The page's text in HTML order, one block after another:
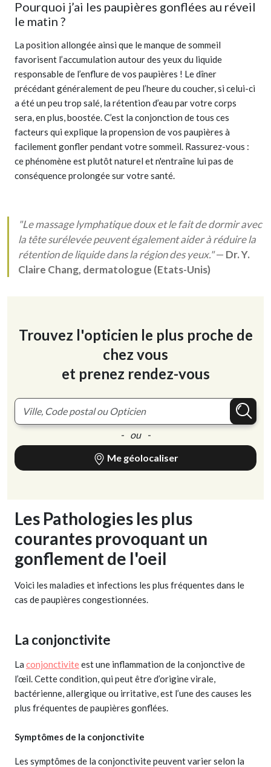
Pourquoi j’ai les paupières gonflées au réveil
le matin ?
La position allongée ainsi que le manque de sommeil
favorisent l’accumulation autour des yeux du liquide
responsable de l’enflure de vos paupières ! Le dîner
précédant généralement de peu l’heure du coucher, si celui-ci
a été un peu trop salé, la rétention d’eau par votre corps
sera, en plus, boostée. C’est la conjonction de tous ces
facteurs qui explique la propension de vos paupières à
facilement gonfler pendant votre sommeil. Rassurez-vous :
ce phénomène est plutôt naturel et n'entraîne lui pas de
conséquence prolongée sur votre santé.
"Le massage lymphatique doux et le fait de dormir avec
la tête surélevée peuvent également aider à réduire la
rétention de liquide dans la région des yeux."— Dr. Y.
Claire Chang, dermatologue (Etats-Unis)
Trouvez l'opticien le plus proche de
chez vous
et prenez rendez-vous
- ou -
Me géolocaliser
Les Pathologies les plus
courantes provoquant un
gonflement de l'oeil
Voici les maladies et infections les plus fréquentes dans le
cas de paupières congestionnées.
La conjonctivite
La conjonctiviteest une inflammation de la conjonctive de
l’œil. Cette condition, qui peut être d’origine virale,
bactérienne, allergique ou irritative, est l’une des causes les
plus fréquentes de paupières gonflées.
Symptômes de la conjonctivite
Les symptômes de la conjonctivite peuvent varier selon la